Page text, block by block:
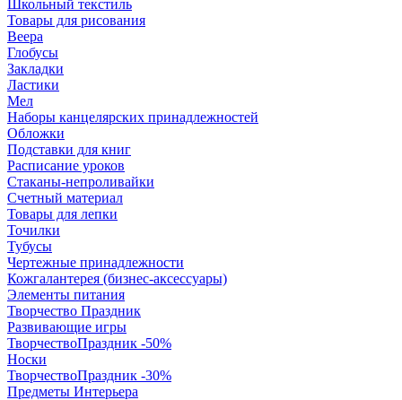
Школьный текстиль
Товары для рисования
Веера
Глобусы
Закладки
Ластики
Мел
Наборы канцелярских принадлежностей
Обложки
Подставки для книг
Расписание уроков
Стаканы-непроливайки
Счетный материал
Товары для лепки
Точилки
Тубусы
Чертежные принадлежности
Кожгалантерея (бизнес-аксессуары)
Элементы питания
Творчество Праздник
Развивающие игры
ТворчествоПраздник -50%
Носки
ТворчествоПраздник -30%
Предметы Интерьера